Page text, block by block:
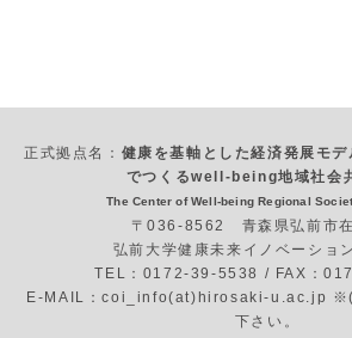
正式拠点名： 健康を基軸とした経済発展モ
でつくるwell-being地域社会
The Center of Well-being Regional
〒036-8562 青森県弘前市在
弘前大学健康未来イノベーショ
TEL：0172-39-5538 / FAX：
E-MAIL：coi_info(at)hirosaki-u.ac.jp
下さい。